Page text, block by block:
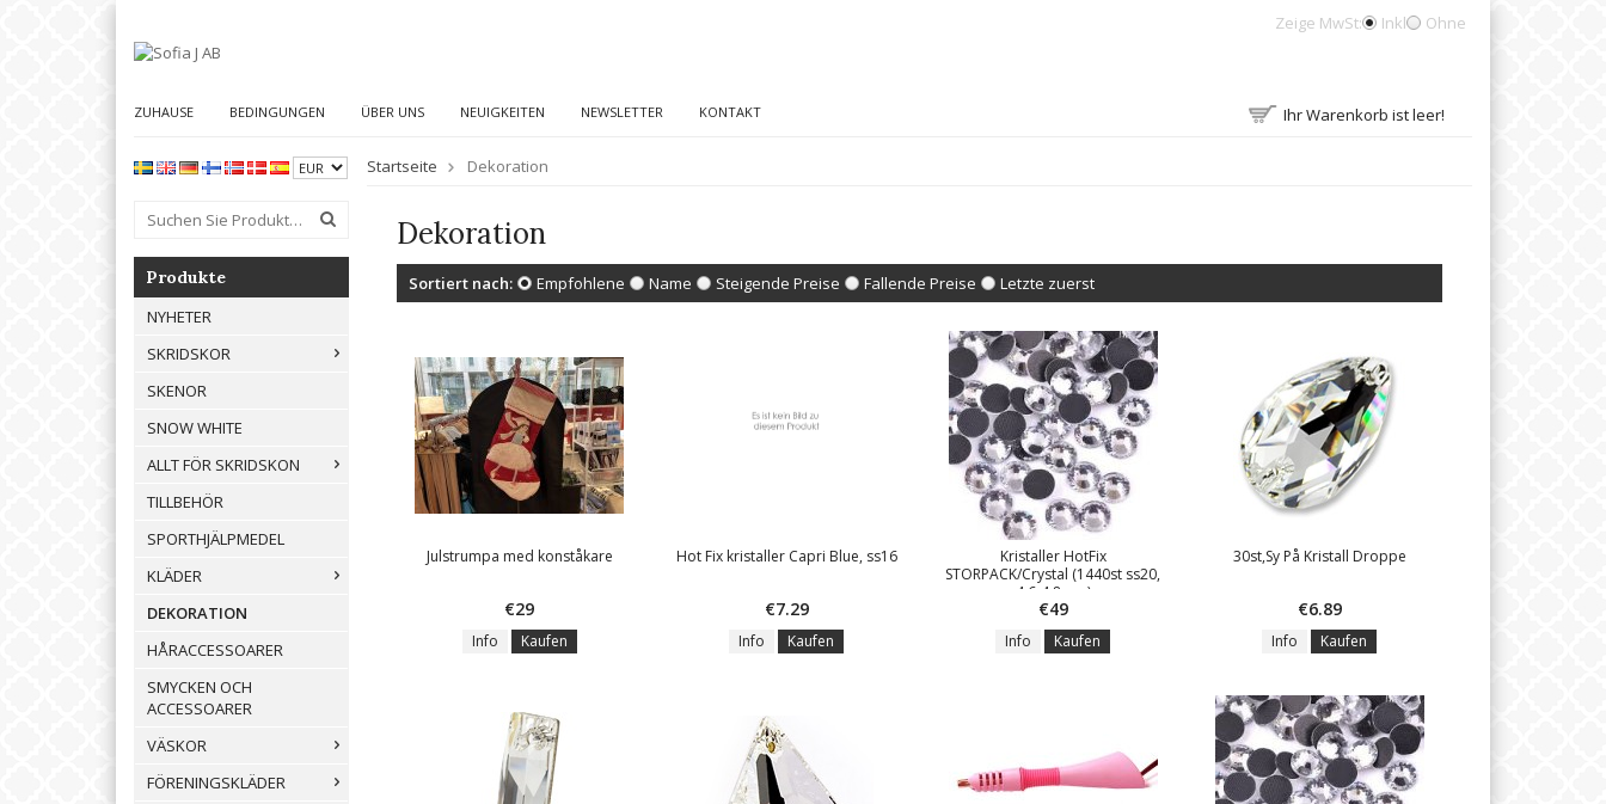
Zeige MwSt: Inkl Ohne
ZUHAUSE BEDINGUNGEN ÜBER UNS NEUIGKEITEN NEWSLETTER KONTAKT Ihr Warenkorb ist leer!
Produkte
NYHETER
SKRIDSKOR
SKENOR
SNOW WHITE
ALLT FÖR SKRIDSKON
TILLBEHÖR
SPORTHJÄLPMEDEL
KLÄDER
DEKORATION
HÅRACCESSOARER
SMYCKEN OCH
ACCESSOARER
VÄSKOR
FÖRENINGSKLÄDER
Startseite Dekoration
Dekoration
Sortiert nach: Empfohlene Name Steigende Preise Fallende Preise Letzte zuerst
Julstrumpa med konståkare
€29
Info Kaufen
Hot Fix kristaller Capri Blue, ss16
€7.29
Info Kaufen
Kristaller HotFix
STORPACK/Crystal (1440st ss20,
4,6-4,8mm)
€49
Info Kaufen
30st,Sy På Kristall Droppe
€6.89
Info Kaufen